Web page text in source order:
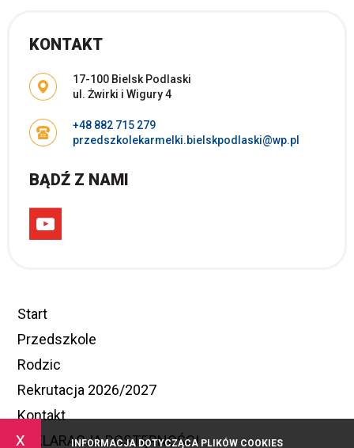
x INFORMACJA DOTYCZĄCA PLIKÓW COOKIES
KONTAKT
Adres pocztowy:
17-100 Bielsk Podlaski
ul. Żwirki i Wigury 4
+48 882 715 279
przedszkolekarmelki.bielskpodlaski@wp.pl
BĄDŹ Z NAMI
Start
Przedszkole
Rodzic
Rekrutacja 2026/2027
Kontakt
DEKLARACJA DOSTĘPNOŚCI